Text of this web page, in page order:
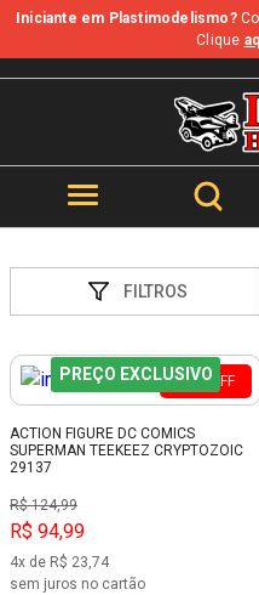
Iniciante em Plastimodelismo?
Clique
FILTROS
24% OFF
PREÇO EXCLUSIVO
ACTION FIGURE DC COMICS
SUPERMAN TEEKEEZ CRYPTOZOIC
29137
R$ 124,99
R$ 94,99
4x de R$ 23,74
sem juros no cartão